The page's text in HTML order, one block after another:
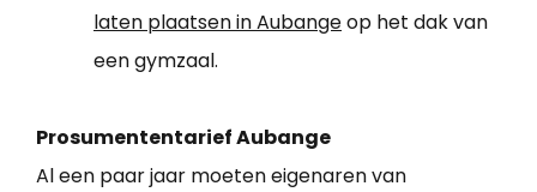
laten plaatsen in Aubangeop het dak van
een gymzaal.
Prosumententarief Aubange
Al een paar jaar moeten eigenaren van